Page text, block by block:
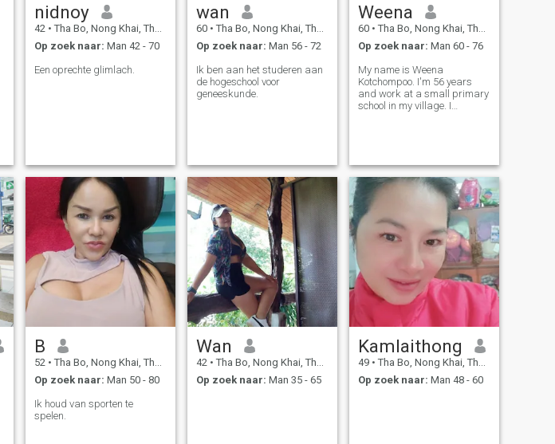
nidnoy
42 • Tha Bo, Nong Khai, Thailand
Op zoek naar: Man 42 - 70
Een oprechte glimlach.
wan
60 • Tha Bo, Nong Khai, Thailand
Op zoek naar: Man 56 - 72
Ik ben aan het studeren aan
de hogeschool voor
geneeskunde.
Weena
60 • Tha Bo, Nong Khai, Thailand
Op zoek naar: Man 60 - 76
My name is Weena
Kotchompoo. I'm 56 years
and work at a small primary
school in my village. I
time.
B
52 • Tha Bo, Nong Khai, Thailand
Op zoek naar: Man 50 - 80
Ik houd van sporten te
spelen.
Wan
42 • Tha Bo, Nong Khai, Thailand
Op zoek naar: Man 35 - 65
Kamlaithong
49 • Tha Bo, Nong Khai, Thailand
Op zoek naar: Man 48 - 60